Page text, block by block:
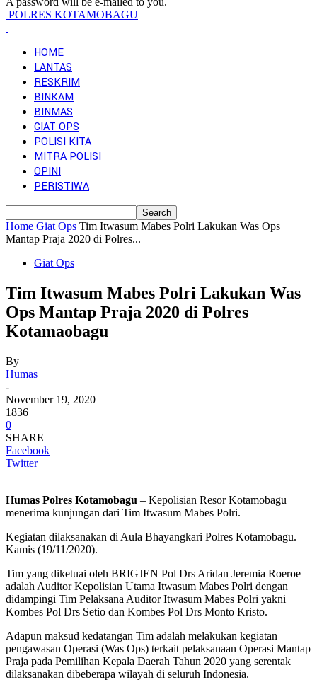
POLRES KOTAMOBAGU
HOME
LANTAS
RESKRIM
BINKAM
BINMAS
GIAT OPS
POLISI KITA
MITRA POLISI
OPINI
PERISTIWA
Home Giat Ops Tim Itwasum Mabes Polri Lakukan Was Ops
Mantap Praja 2020 di Polres...
Giat Ops
Tim Itwasum Mabes Polri Lakukan Was
Ops Mantap Praja 2020 di Polres
Kotamaobagu
By
Humas
-
November 19, 2020
1836
0
SHARE
Facebook
Twitter
Humas Polres Kotamobagu – Kepolisian Resor Kotamobagu
menerima kunjungan dari Tim Itwasum Mabes Polri.
Kegiatan dilaksanakan di Aula Bhayangkari Polres Kotamobagu.
Kamis (19/11/2020).
Tim yang diketuai oleh BRIGJEN Pol Drs Aridan Jeremia Roeroe
adalah Auditor Kepolisian Utama Itwasum Mabes Polri dengan
didampingi Tim Pelaksana Auditor Itwasum Mabes Polri yakni
Kombes Pol Drs Setio dan Kombes Pol Drs Monto Kristo.
Adapun maksud kedatangan Tim adalah melakukan kegiatan
pengawasan Operasi (Was Ops) terkait pelaksanaan Operasi Mantap
Praja pada Pemilihan Kepala Daerah Tahun 2020 yang serentak
dilaksanakan dibeberapa wilayah di seluruh Indonesia.